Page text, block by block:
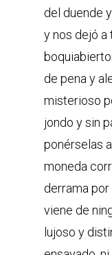
del duende
y nos dejó
de pena y
misterioso
jondo y sin
ponérselas
moneda
derrama
viene de
lujoso y